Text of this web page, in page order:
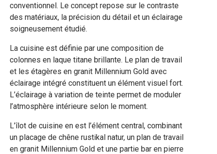
conventionnel. Le concept repose sur le contraste
des matériaux, la précision du détail et un éclairage
soigneusement étudié.
La cuisine est définie par une composition de
colonnes en laque titane brillante. Le plan de travail
et les étagères en granit Millennium Gold avec
éclairage intégré constituent un élément visuel fort.
L’éclairage à variation de teinte permet de moduler
l’atmosphère intérieure selon le moment.
L’îlot de cuisine en est l’élément central, combinant
un placage de chêne rustikal natur, un plan de travail
en granit Millennium Gold et une partie bar en pierre